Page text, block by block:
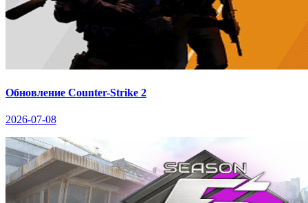
Обновление Counter-Strike 2
2026-07-08